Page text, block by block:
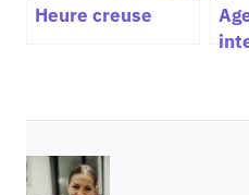
Heure creuse